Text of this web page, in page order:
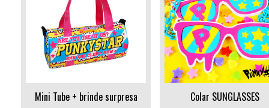
Mini Tube + brinde surpresa Colar SUNGLASSES